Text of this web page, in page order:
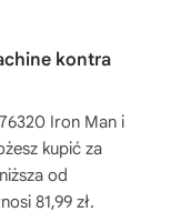
kontra
Iron Man i
kupić za
od
81,99 zł.